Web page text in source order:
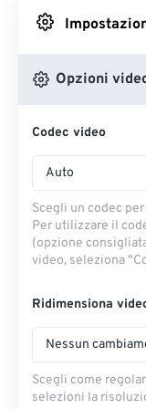
Opzioni
Codec video
Auto
Scegli un codec
Per utilizzare il
(opzione
video, seleziona
Ridimensiona
Nessun
Scegli come
selezioni la